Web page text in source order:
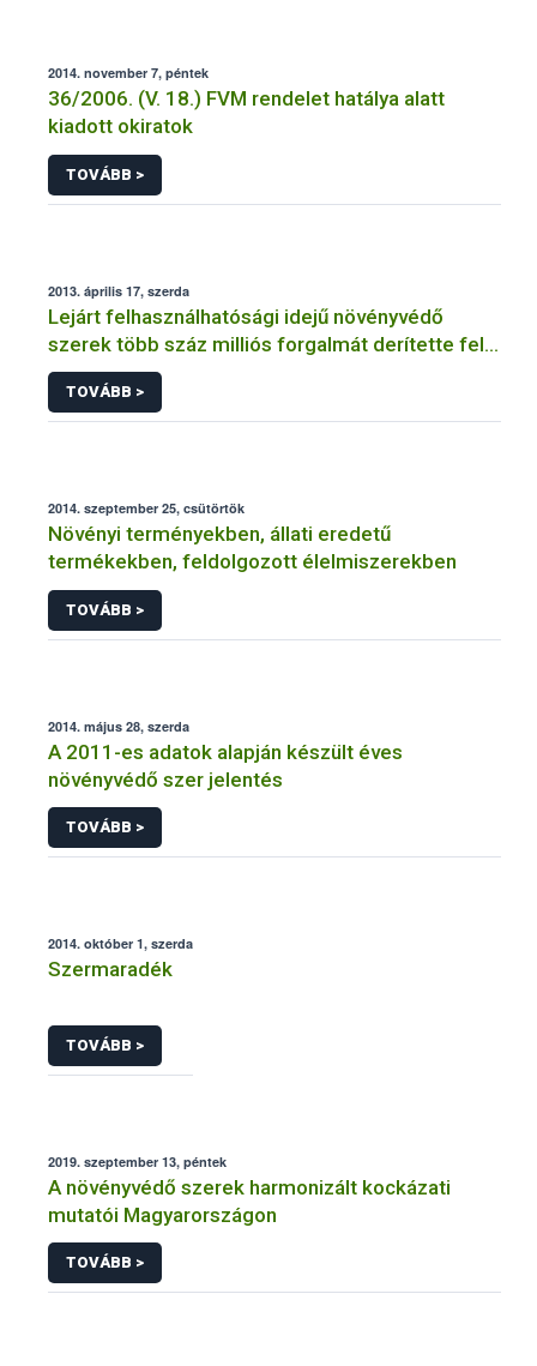
2014. november 7, péntek
36/2006. (V. 18.) FVM rendelet hatálya alatt
kiadott okiratok
TOVÁBB >
2013. április 17, szerda
Lejárt felhasználhatósági idejű növényvédő
szerek több száz milliós forgalmát derítette fel a
NÉBIH
TOVÁBB >
2014. szeptember 25, csütörtök
Növényi terményekben, állati eredetű
termékekben, feldolgozott élelmiszerekben
TOVÁBB >
2014. május 28, szerda
A 2011-es adatok alapján készült éves
növényvédő szer jelentés
TOVÁBB >
2014. október 1, szerda
Szermaradék
TOVÁBB >
2019. szeptember 13, péntek
A növényvédő szerek harmonizált kockázati
mutatói Magyarországon
TOVÁBB >